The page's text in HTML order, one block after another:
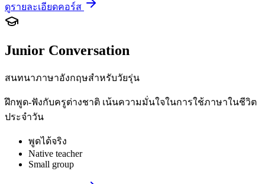
ดูรายละเอียดคอร์ส
Junior Conversation
สนทนาภาษาอังกฤษสำหรับวัยรุ่น
ฝึกพูด-ฟังกับครูต่างชาติ เน้นความมั่นใจในการใช้ภาษาในชีวิต
ประจำวัน
พูดได้จริง
Native teacher
Small group